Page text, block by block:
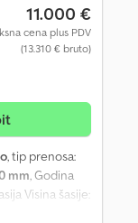
11.000 €
cena plus PDV
(13.310 € bruto)
, tip prenosa:
mm, Godina
Visina šasije: